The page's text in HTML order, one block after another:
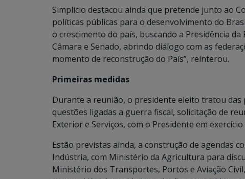
Simplício destacou ainda que pretende junto ao
políticas públicas para o desenvolvimento do
o crescimento do país, buscando a Presidência
Câmara e Senado, abrindo diálogo com as
momento de reconstrução do País”, reinterou.
Primeiras medidas
Durante a reunião, o presidente eleito tratou das
questões ligadas a guerra fiscal, solicitação de
Exterior e Serviços, com o Presidente em
Estão previstas ainda, a construção de agendas
Indústria, com Ministério da Agricultura para
Ministério dos Transportes, Portos e Aviação